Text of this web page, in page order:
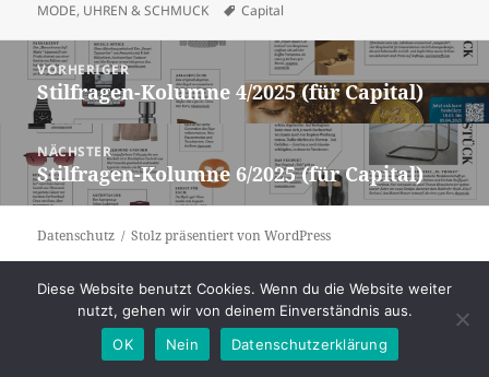
am
MODE, UHREN & SCHMUCK Schlagwörter
Capital
Beitragsnavigation
VORHERIGER
Vorheriger
Beitrag:
Stilfragen-Kolumne 4/2025 (für Capital)
NÄCHSTER
Nächster
Beitrag:
Stilfragen-Kolumne 6/2025 (für Capital)
Datenschutz Stolz präsentiert von WordPress
Diese Website benutzt Cookies. Wenn du die Website weiter
nutzt, gehen wir von deinem Einverständnis aus.
OK
Nein Datenschutzerklärung